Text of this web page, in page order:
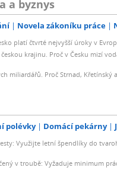
a byznys
Novela zákoníku práce
platí čtvrté nejvyšší úroky v
krajinu. Proč v Česku mizí
miliardářů. Proč Strnad, Křetínský
polévky Domácí pekárny
Využijte letní špendlíky do
v troubě: Vyžaduje minimum